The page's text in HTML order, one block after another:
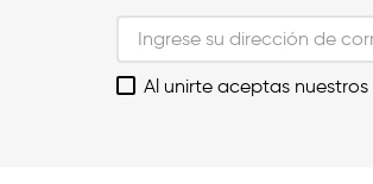
Al unirte aceptas